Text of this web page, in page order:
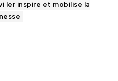
Ier inspire et mobilise la